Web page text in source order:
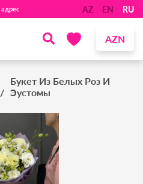
AZ EN RU
AZN
Букет Из Белых Роз И
Эустомы